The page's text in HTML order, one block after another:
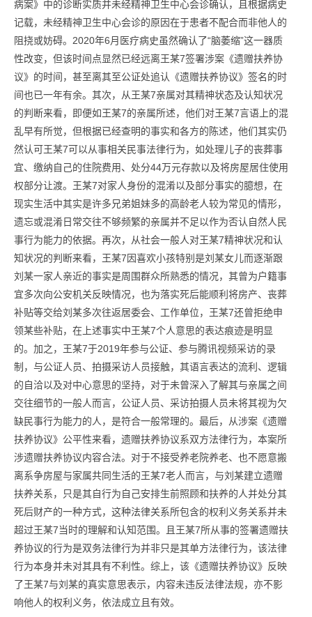
病案》中的诊断实质并未经精神卫生中心会诊确认，且根据病史
记载，未经精神卫生中心会诊的原因在于患者不配合而非他人的
阻挠或妨碍。2020年6月医疗病史虽然确认了“脑萎缩”这一器质
性改变，但该时间点显然已经远离王某7签署涉案《遗赠扶养协
议》的时间，甚至离其至公证处追认《遗赠扶养协议》签名的时
间也已一年有余。其次，从王某7亲属对其精神状态及认知状况
的判断来看，即便如王某7的亲属所述，他们对王某7言语上的混
乱早有所觉，但根据已经查明的事实和各方的陈述，他们其实仍
然认可王某7可以从事相关民事法律行为，如处理儿子的丧葬事
宜、缴纳自己的住院费用、处分44万元存款以及将房屋居住使用
权部分让渡。王某7对家人身份的混淆以及部分事实的臆想，在
现实生活中其实是许多兄弟姐妹多的高龄老人较为常见的情形，
遗忘或混淆日常交往不够频繁的亲属并不足以作为否认自然人民
事行为能力的依据。再次，从社会一般人对王某7精神状况和认
知状况的判断来看，王某7因喜欢小孩特别是刘某女儿而逐渐跟
刘某一家人亲近的事实是周围群众所熟悉的情况，其曾为户籍事
宜多次向公安机关反映情况，也为落实死后能顺利将房产、丧葬
补贴等交给刘某多次往返居委会、工作单位，王某7还曾拒绝申
领某些补贴，在上述事实中王某7个人意思的表达痕迹是明显
的。加之，王某7于2019年参与公证、参与腾讯视频采访的录
制，与公证人员、拍摄采访人员接触，其语言表达的流利、逻辑
的自洽以及对中心意思的坚持，对于未曾深入了解其与亲属之间
交往细节的一般人而言，公证人员、采访拍摄人员未将其视为欠
缺民事行为能力的人，是符合一般常理的。最后，从涉案《遗赠
扶养协议》公平性来看，遗赠扶养协议系双方法律行为，本案所
涉遗赠扶养协议内容合法。对于不接受养老院养老、也不愿意搬
离系争房屋与家属共同生活的王某7老人而言，与刘某建立遗赠
扶养关系，只是其自行为自己安排生前照顾和扶养的人并处分其
死后财产的一种方式，这种法律关系所包含的权利义务关系并未
超过王某7当时的理解和认知范围。且王某7所从事的签署遗赠扶
养协议的行为是双务法律行为并非只是其单方法律行为，该法律
行为本身并未对其具有不利性。综上，该《遗赠扶养协议》反映
了王某7与刘某的真实意思表示，内容未违反法律法规，亦不影
响他人的权利义务，依法成立且有效。